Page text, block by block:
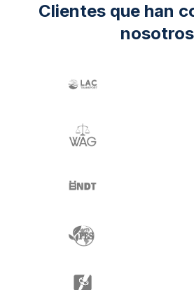
Clientes que han
nosotros